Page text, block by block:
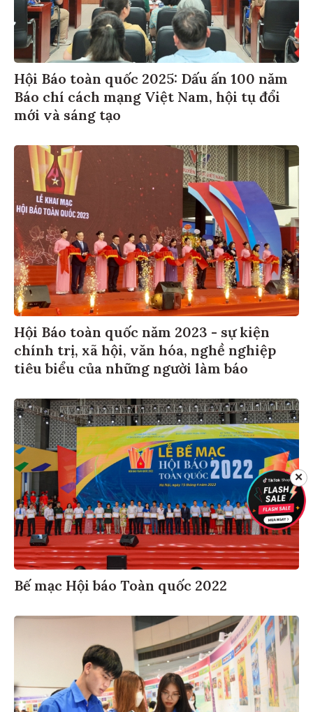
Hội Báo toàn quốc 2025: Dấu ấn 100 năm
Báo chí cách mạng Việt Nam, hội tụ đổi
mới và sáng tạo
Hội Báo toàn quốc năm 2023 - sự kiện
chính trị, xã hội, văn hóa, nghề nghiệp
tiêu biểu của những người làm báo
Bế mạc Hội báo Toàn quốc 2022
✕